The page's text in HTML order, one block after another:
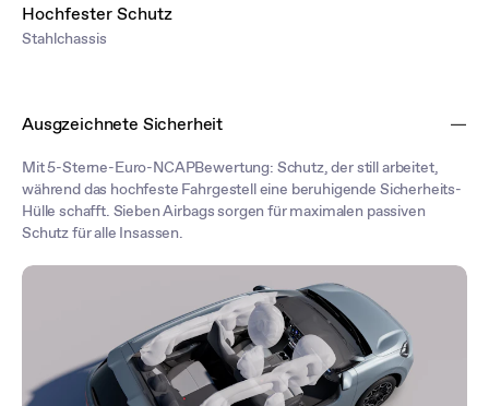
Hochfester Schutz
Stahlchassis
Ausgzeichnete Sicherheit
Mit 5-Sterne-Euro-NCAPBewertung: Schutz, der still arbeitet,
während das hochfeste Fahrgestell eine beruhigende Sicherheits-
Hülle schafft. Sieben Airbags sorgen für maximalen passiven
Schutz für alle Insassen.